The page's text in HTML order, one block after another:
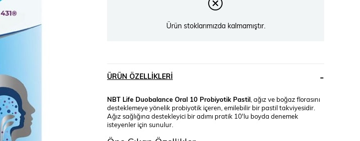
Ürün stoklarımızda kalmamıştır.
ÜRÜN ÖZELLIKLERI
NBT Life Duobalance Oral 10 Probiyotik Pastil , ağız ve boğaz florasını
desteklemeye yönelik probiyotik içeren, emilebilir bir pastil takviyesidir.
Ağız sağlığına destekleyici bir adımı pratik 10'lu boyda denemek
isteyenler için sunulur.